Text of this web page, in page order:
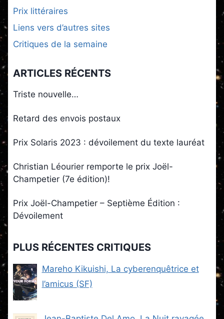
Prix littéraires
Liens vers d’autres sites
Critiques de la semaine
ARTICLES RÉCENTS
Triste nouvelle…
Retard des envois postaux
Prix Solaris 2023 : dévoilement du texte lauréat
Christian Léourier remporte le prix Joël-
Champetier (7e édition)!
Prix Joël-Champetier – Septième Édition :
Dévoilement
PLUS RÉCENTES CRITIQUES
Mareho Kikuishi, La cyberenquêtrice et
l’amicus (SF)